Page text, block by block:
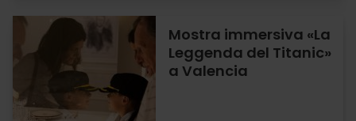
Mostra immersiva «La
Leggenda del Titanic»
a Valencia